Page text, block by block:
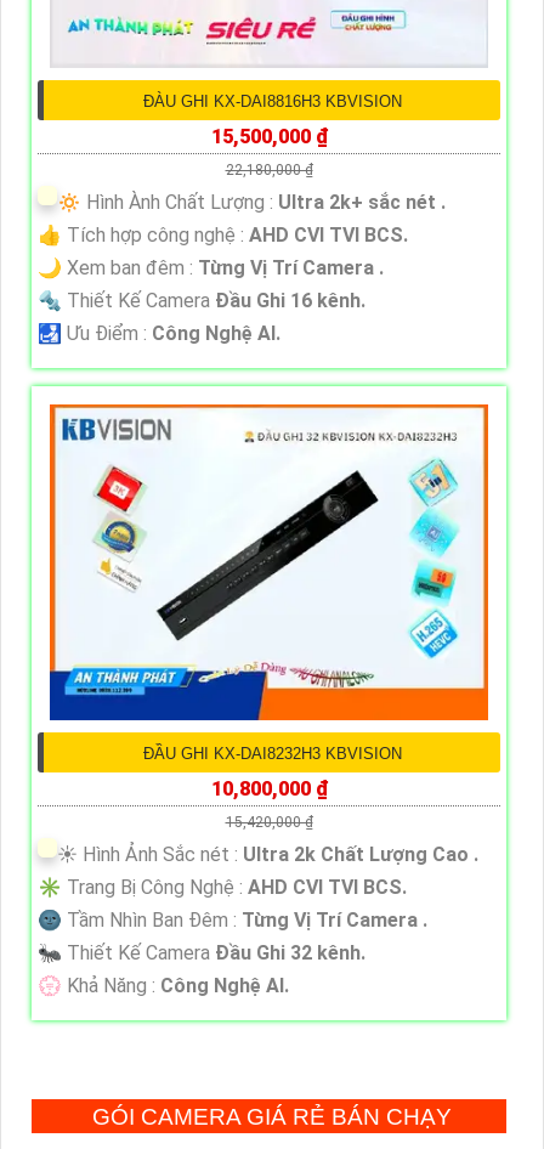
ĐÀU GHI KX-DAI8816H3 KBVISION
15,500,000 ₫
22,180,000 ₫
🔅 Hình Ành Chất Lượng : Ultra 2k+ sắc nét .
👍 Tích hợp công nghệ : AHD CVI TVI BCS.
🌙 Xem ban đêm : Từng Vị Trí Camera .
🔩 Thiết Kế Camera Đầu Ghi 16 kênh.
️🛃 Ưu Điểm : Công Nghệ AI.
ĐẦU GHI KX-DAI8232H3 KBVISION
10,800,000 ₫
15,420,000 ₫
☀️ Hình Ảnh Sắc nét : Ultra 2k Chất Lượng Cao .
✳️ Trang Bị Công Nghệ : AHD CVI TVI BCS.
🌚 Tầm Nhìn Ban Đêm : Từng Vị Trí Camera .
🐜 Thiết Kế Camera Đầu Ghi 32 kênh.
️💮 Khả Năng : Công Nghệ AI.
GÓI CAMERA GIÁ RẺ BÁN CHẠY